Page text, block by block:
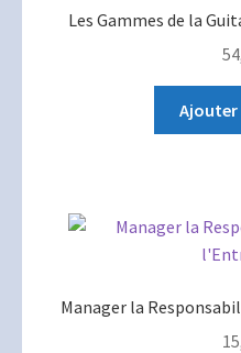
Les Gammes de la
Ajouter
Manager la